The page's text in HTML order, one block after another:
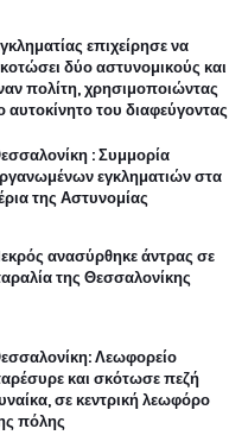
επιχείρησε να
δύο αστυνομικούς και
πολίτη, χρησιμοποιώντας
αυτοκίνητο του διαφεύγοντας
: Συμμορία
εγκληματιών στα
της Αστυνομίας
ανασύρθηκε άντρας σε
της Θεσσαλονίκης
Λεωφορείο
και σκότωσε πεζή
σε κεντρική λεωφόρο
πόλης